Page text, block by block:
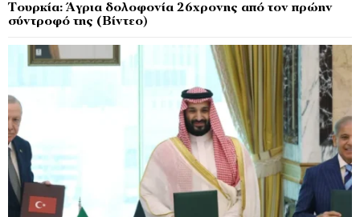
Τουρκία: Άγρια δολοφονία 26χρονης από τον πρώην
σύντροφό της (Βίντεο)